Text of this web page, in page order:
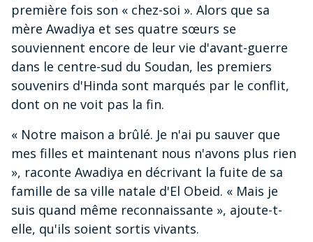
première fois son « chez-soi ». Alors que sa
mère Awadiya et ses quatre sœurs se
souviennent encore de leur vie d'avant-guerre
dans le centre-sud du Soudan, les premiers
souvenirs d'Hinda sont marqués par le conflit,
dont on ne voit pas la fin.
« Notre maison a brûlé. Je n'ai pu sauver que
mes filles et maintenant nous n'avons plus rien
», raconte Awadiya en décrivant la fuite de sa
famille de sa ville natale d'El Obeid. « Mais je
suis quand même reconnaissante », ajoute-t-
elle, qu'ils soient sortis vivants.